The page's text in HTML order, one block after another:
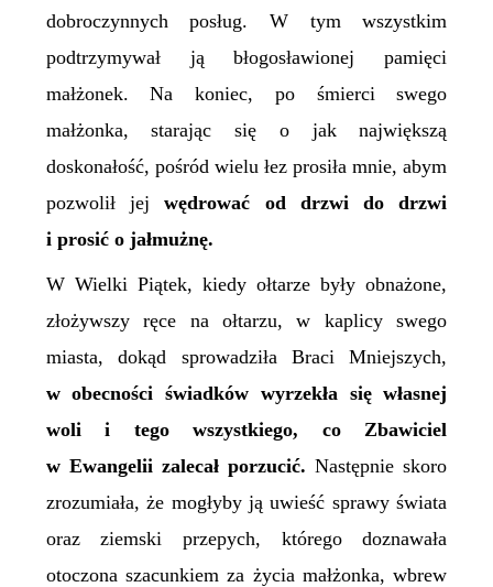
dobroczynnych posług. W tym wszystkim
podtrzymywał ją błogosławionej pamięci
małżonek. Na koniec, po śmierci swego
małżonka, starając się o jak największą
doskonałość, pośród wielu łez prosiła mnie, abym
pozwolił jejwędrować od drzwi do drzwi
i prosić o jałmużnę.
W Wielki Piątek, kiedy ołtarze były obnażone,
złożywszy ręce na ołtarzu, w kaplicy swego
miasta, dokąd sprowadziła Braci Mniejszych,
w obecności świadków wyrzekła się własnej
woli i tego wszystkiego, co Zbawiciel
w Ewangelii zalecał porzucić. Następnie skoro
zrozumiała, że mogłyby ją uwieść sprawy świata
oraz ziemski przepych, którego doznawała
otoczona szacunkiem za życia małżonka, wbrew